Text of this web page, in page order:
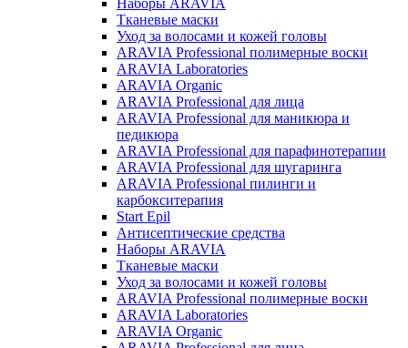
Наборы ARAVIA
Тканевые маски
Уход за волосами и кожей головы
ARAVIA Professional полимерные воски
ARAVIA Laboratories
ARAVIA Organic
ARAVIA Professional для лица
ARAVIA Professional для маникюра и
педикюра
ARAVIA Professional для парафинотерапии
ARAVIA Professional для шугаринга
ARAVIA Professional пилинги и
карбокситерапия
Start Epil
Антисептические средства
Наборы ARAVIA
Тканевые маски
Уход за волосами и кожей головы
ARAVIA Professional полимерные воски
ARAVIA Laboratories
ARAVIA Organic